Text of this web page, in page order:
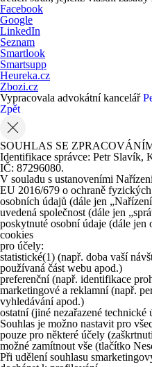
Facebook
Google
LinkedIn
Seznam
Smartlook
Smartsupp
Heureka.cz
Zbozi.cz
Vypracovala advokátní kancelář
Zpět
SOUHLAS SE
Identifikace správce: Petr Slavík,
IČ: 87296080.
V souladu s ustanoveními
EU 2016/679 o ochraně
osobních údajů (dále jen
uvedená společnost (dále jen
poskytnuté osobní údaje (dále jen
cookies
pro účely:
statistické(1) (např. doba vaší
používaná část webu apod.)
preferenční (např. identifikace
marketingové a reklamní (např.
vyhledávání apod.)
ostatní (jiné nezařazené technické
Souhlas je možno nastavit pro
pouze pro některé účely
možné zamítnout vše (tlačítko
Při udělení souhlasu